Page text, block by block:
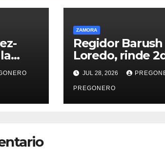
ZAMORA
Regidor Barush
Loredo, rinde
informe de
actividades…
JUL 28, 2026
PREGONERO